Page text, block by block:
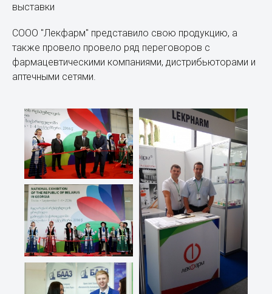
выставки
СООО "Лекфарм" представило свою продукцию, а
также провело провело ряд переговоров с
фармацевтическими компаниями, дистрибьюторами и
аптечными сетями.